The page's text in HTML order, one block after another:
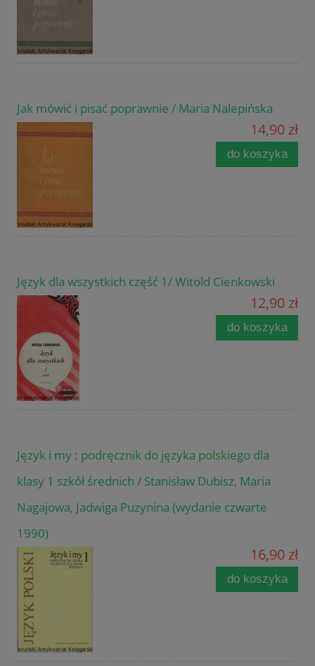
Jak mówić i pisać poprawnie / Maria Nalepińska
14,90 zł
do koszyka
Język dla wszystkich część 1/ Witold Cienkowski
12,90 zł
do koszyka
Język i my : podręcznik do języka polskiego dla
klasy 1 szkół średnich / Stanisław Dubisz, Maria
Nagajowa, Jadwiga Puzynina (wydanie czwarte
1990)
16,90 zł
do koszyka